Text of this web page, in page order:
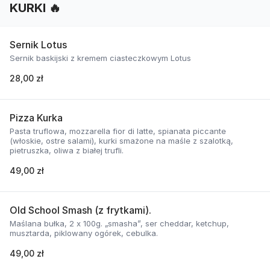
KURKI 🔥
Sernik Lotus
Sernik baskijski z kremem ciasteczkowym Lotus
28,00 zł
Pizza Kurka
Pasta truflowa, mozzarella fior di latte, spianata piccante
(włoskie, ostre salami), kurki smażone na maśle z szalotką,
pietruszka, oliwa z białej trufli.
49,00 zł
Old School Smash (z frytkami).
Maślana bułka, 2 x 100g. „smasha”, ser cheddar, ketchup,
musztarda, piklowany ogórek, cebulka.
49,00 zł